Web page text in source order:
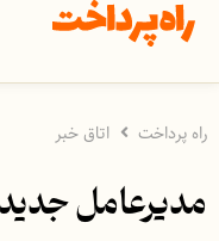
راه پرداخت اتاق خبر
مدیرعامل